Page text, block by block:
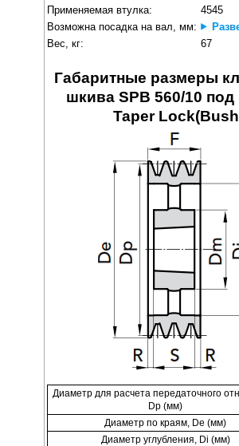
Применяемая втулка:
4545
Возможна посадка на вал, мм:
Вес, кг:
67
Габаритные размеры
шкива SPB 560/10 под
Taper
Диаметр для расчета передаточного
Dp (мм)
Диаметр по краям, De (мм)
Диаметр углубления, Di (мм)